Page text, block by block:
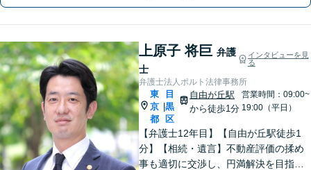
力します【初回相談無料】
上原子 将巨 弁護
士
インタビューを見
る
弁護士法人ポルト法律事務所
東
京
都
|
目
黒
区
自由が丘駅
から徒歩1分
営業時間：09:00~
19:00（平日）
【弁護士12年目】【自由が丘駅徒歩1
分】【相続・遺言】不動産評価の揉め
事も適切に交渉し、円満解決を目指し